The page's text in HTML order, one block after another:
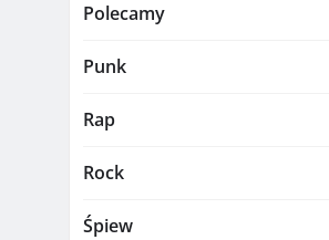
Polecamy
Punk
Rap
Rock
Śpiew